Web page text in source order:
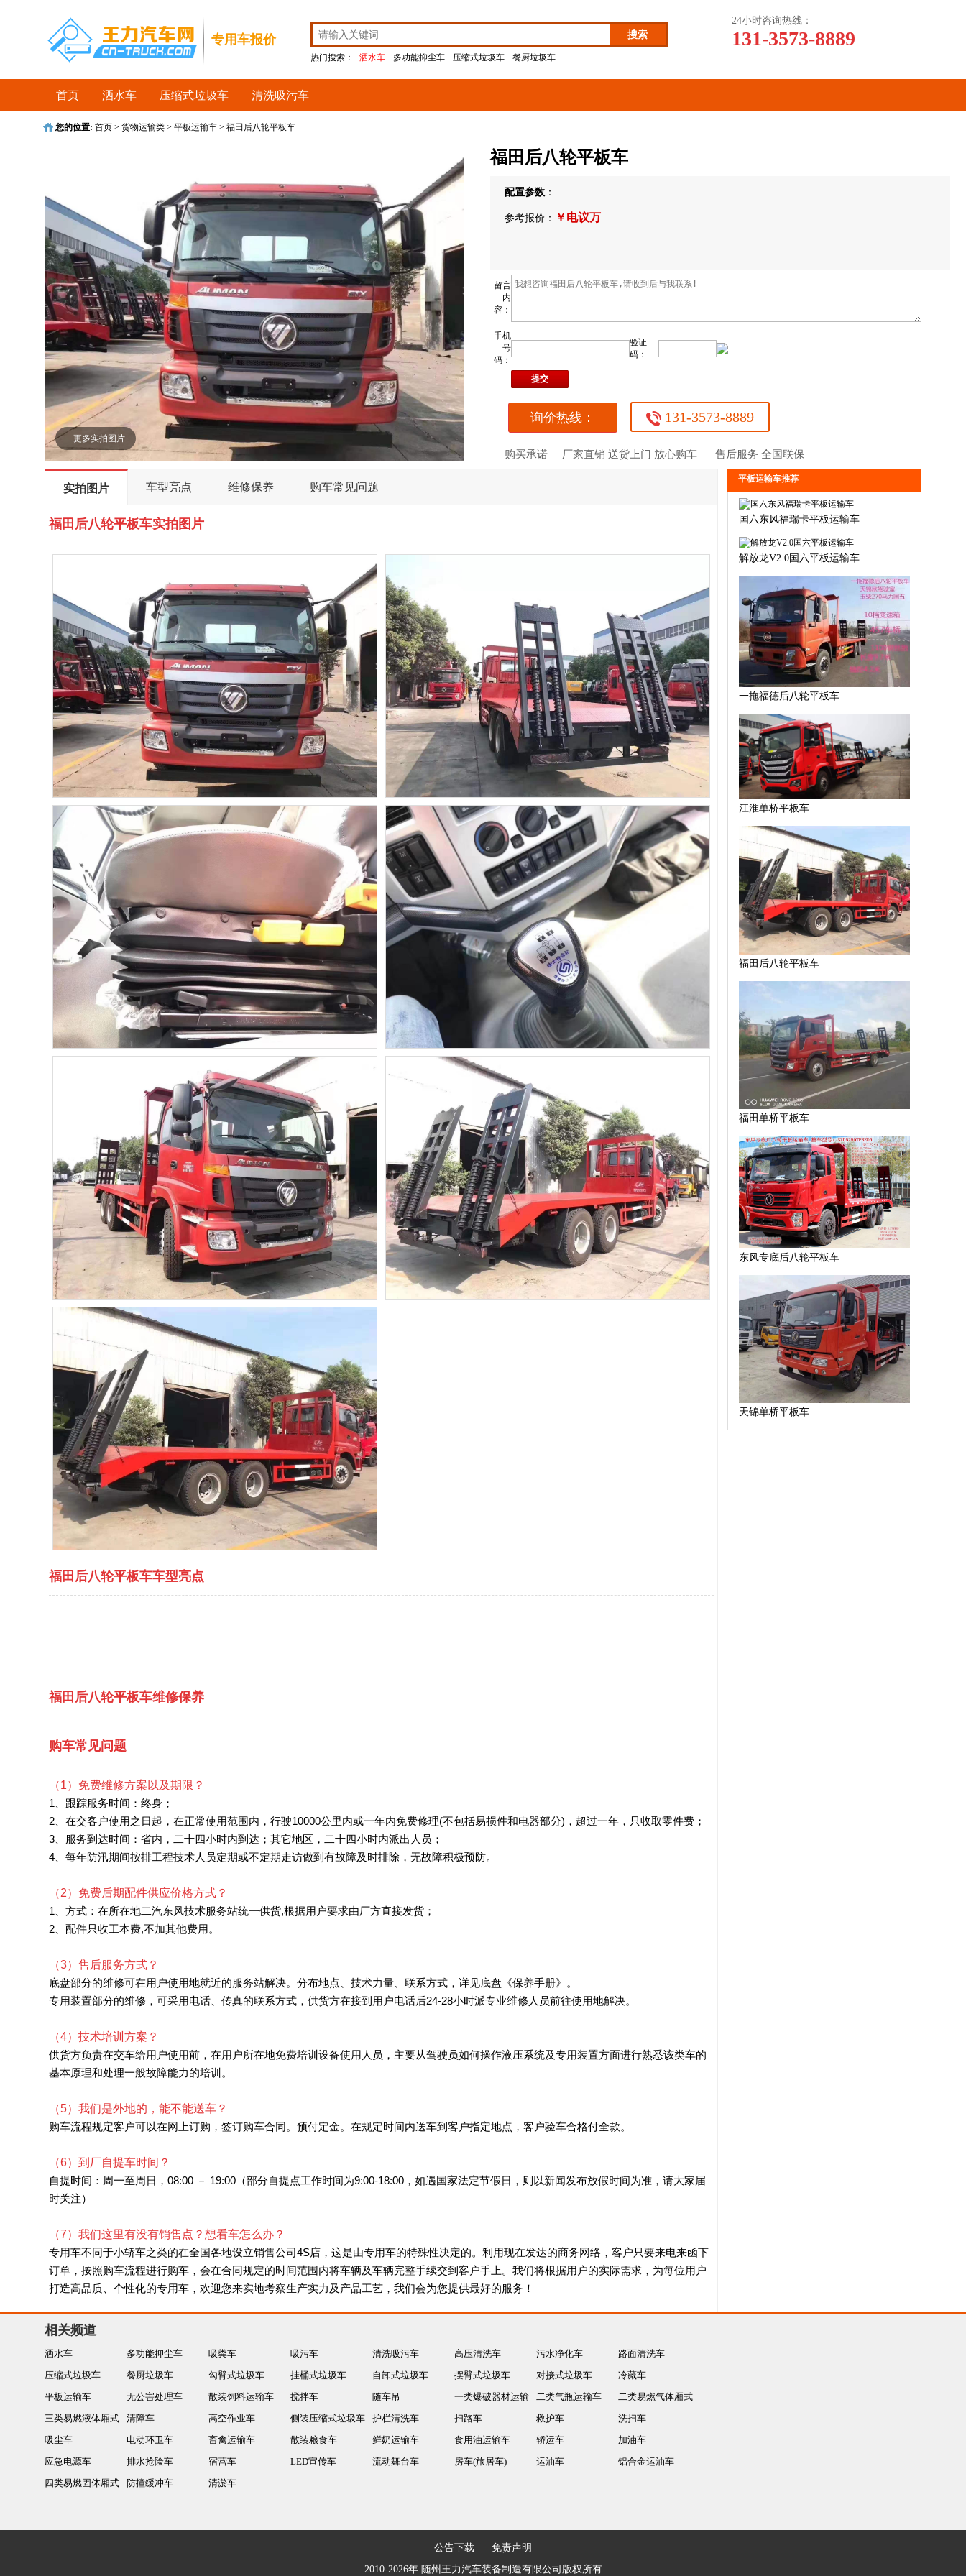
专用车报价
热门搜索： 洒水车 多功能抑尘车 压缩式垃圾车 餐厨垃圾车
24小时咨询热线：
131-3573-8889
收藏首页
首页 洒水车 压缩式垃圾车 清洗吸污车
您的位置: 首页> 货物运输类> 平板运输车> 福田后八轮平板车
更多实拍图片
福田后八轮平板车
配置参数 ：
参考报价： ￥电议万
留言
内
容：
手机
号
码：
验证
码：
询价热线： 131-3573-8889
购买承诺 厂家直销 送货上门 放心购车 售后服务 全国联保
实拍图片 车型亮点 维修保养 购车常见问题
福田后八轮平板车实拍图片
福田后八轮平板车车型亮点
福田后八轮平板车维修保养
购车常见问题
（1）免费维修方案以及期限？
1、跟踪服务时间：终身；
2、在交客户使用之日起，在正常使用范围内，行驶10000公里内或一年内免费修理(不包括易损件和电器部分)，超过一年，只收取零件费；
3、服务到达时间：省内，二十四小时内到达；其它地区，二十四小时内派出人员；
4、每年防汛期间按排工程技术人员定期或不定期走访做到有故障及时排除，无故障积极预防。
（2）免费后期配件供应价格方式？
1、方式：在所在地二汽东风技术服务站统一供货,根据用户要求由厂方直接发货；
2、配件只收工本费,不加其他费用。
（3）售后服务方式？
底盘部分的维修可在用户使用地就近的服务站解决。分布地点、技术力量、联系方式，详见底盘《保养手册》。
专用装置部分的维修，可采用电话、传真的联系方式，供货方在接到用户电话后24-28小时派专业维修人员前往使用地解决。
（4）技术培训方案？
供货方负责在交车给用户使用前，在用户所在地免费培训设备使用人员，主要从驾驶员如何操作液压系统及专用装置方面进行熟悉该类车的
基本原理和处理一般故障能力的培训。
（5）我们是外地的，能不能送车？
购车流程规定客户可以在网上订购，签订购车合同。预付定金。在规定时间内送车到客户指定地点，客户验车合格付全款。
（6）到厂自提车时间？
自提时间：周一至周日，08:00 － 19:00（部分自提点工作时间为9:00-18:00，如遇国家法定节假日，则以新闻发布放假时间为准，请大家届
时关注）
（7）我们这里有没有销售点？想看车怎么办？
专用车不同于小轿车之类的在全国各地设立销售公司4S店，这是由专用车的特殊性决定的。利用现在发达的商务网络，客户只要来电来函下
订单，按照购车流程进行购车，会在合同规定的时间范围内将车辆及车辆完整手续交到客户手上。我们将根据用户的实际需求，为每位用户
打造高品质、个性化的专用车，欢迎您来实地考察生产实力及产品工艺，我们会为您提供最好的服务！
平板运输车推荐
国六东风福瑞卡平板运输车
解放龙V2.0国六平板运输车
一拖福德后八轮平板车
江淮单桥平板车
福田后八轮平板车
福田单桥平板车
东风专底后八轮平板车
天锦单桥平板车
相关频道
洒水车 多功能抑尘车 吸粪车 吸污车 清洗吸污车 高压清洗车 污水净化车
路面清洗车
压缩式垃圾车
餐厨垃圾车 勾臂式垃圾车 挂桶式垃圾车 自卸式垃圾车 摆臂式垃圾车 对接式垃圾车
冷藏车
平板运输车
无公害处理车 散装饲料运输车 搅拌车 随车吊
一类爆破器材运输
车
二类气瓶运输车
二类易燃气体厢式
运输车
三类易燃液体厢式
运输车
清障车 高空作业车 侧装压缩式垃圾车 护栏清洗车 扫路车 救护车
洗扫车
吸尘车
电动环卫车 畜禽运输车 散装粮食车 鲜奶运输车 食用油运输车 轿运车
加油车
应急电源车
排水抢险车 宿营车 LED宣传车 流动舞台车 房车(旅居车) 运油车
铝合金运油车
四类易燃固体厢式
防撞缓冲车 清淤车
公告下载
免责声明
2010-2026年 随州王力汽车装备制造有限公司版权所有